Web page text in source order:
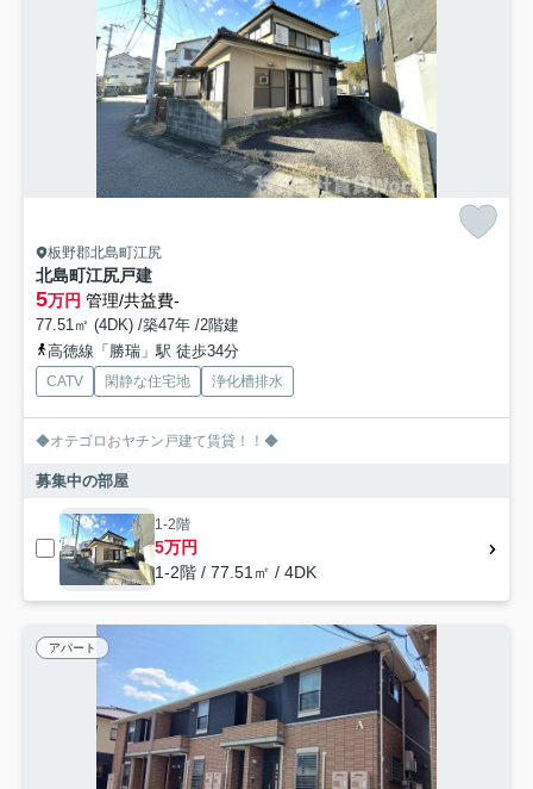
板野郡北島町江尻
北島町江尻戸建
5万円 管理/共益費-
77.51㎡ (4DK) /築47年 /2階建
高徳線「勝瑞」駅 徒歩34分
CATV 閑静な住宅地 浄化槽排水
◆オテゴロおヤチン戸建て賃貸！！◆
募集中の部屋
1-2階
5万円
1-2階 / 77.51㎡ / 4DK
アパート